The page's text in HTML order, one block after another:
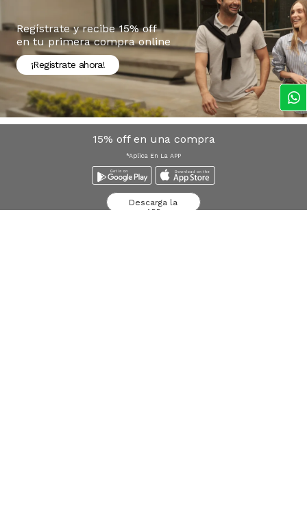
Regístrate y recibe 15% off
en tu primera compra online
¡Registrate ahora!
15% off en una compra
*Aplica En La APP
Descarga la
APP